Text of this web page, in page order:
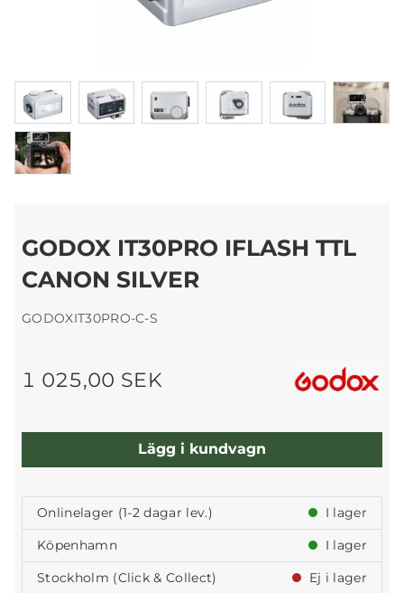
GODOX IT30PRO IFLASH TTL
CANON SILVER
GODOXIT30PRO-C-S
1 025,00 SEK
Lägg i kundvagn
Onlinelager (1-2 dagar lev.)
I lager
Köpenhamn
I lager
Stockholm (Click & Collect)
Ej i lager